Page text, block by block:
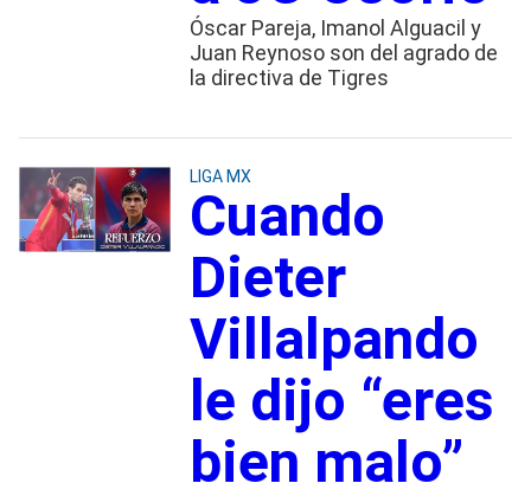
Óscar Pareja, Imanol Alguacil y
Juan Reynoso son del agrado de
la directiva de Tigres
LIGA MX
Cuando
Dieter
Villalpando
le dijo “eres
bien malo”